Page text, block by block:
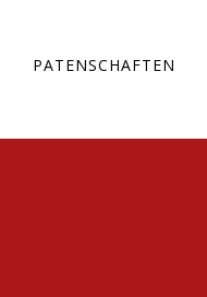
PATENSCHAFTEN